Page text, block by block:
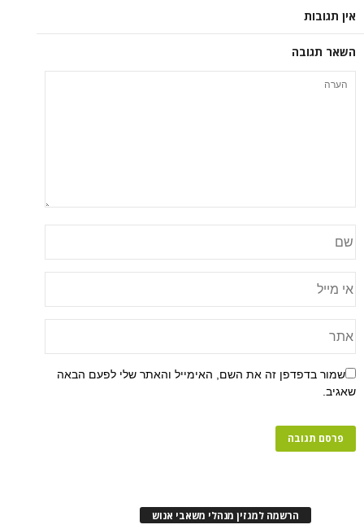
אין תגובות
השאר תגובה
שמור בדפדפן זה את השם, האימייל והאתר שלי לפעם הבאה
שאגיב.
הרשמה למגזין מנהלי משאבי אנוש